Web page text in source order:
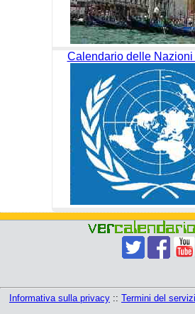
Calendario delle
Informativa sulla privacy :: Termini del